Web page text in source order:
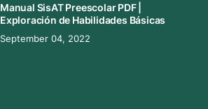
Manual SisAT Preescolar PDF |
Exploración de Habilidades Básicas
September 04, 2022